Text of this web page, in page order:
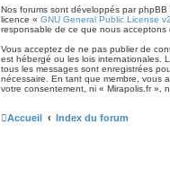
Nos forums sont développés par
licence « GNU General Public License v2
responsable de ce que nous acceptons
Vous acceptez de ne pas publier de
est hébergé ou les lois internationales.
tous les messages sont enregistrées
nécessaire. En tant que membre, vous
votre consentement, ni « Mirapolis.fr »,
Accueil Index du forum